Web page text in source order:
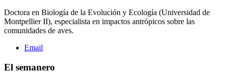
Doctora en Biología de la Evolución y Ecología (Universidad de
Montpellier II), especialista en impactos antrópicos sobre las
comunidades de aves.
Email
El semanero